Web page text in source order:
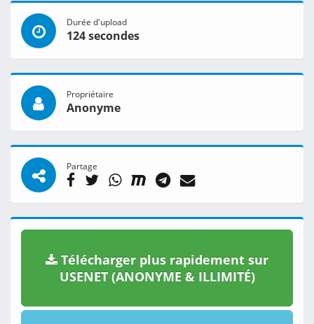
Durée d'upload
124 secondes
Propriétaire
Anonyme
Partage
Télécharger plus rapidement sur
USENET (ANONYME & ILLIMITÉ)